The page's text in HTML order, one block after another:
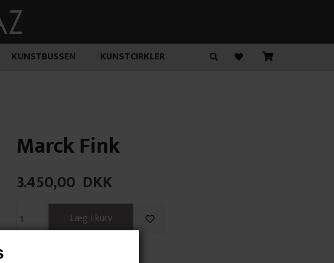
KUNSTBUSSEN KUNSTCIRKLER
Marck Fink
3.450,00DKK